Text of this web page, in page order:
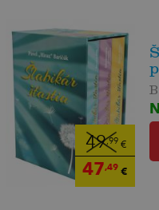
49,99 €
47,49€